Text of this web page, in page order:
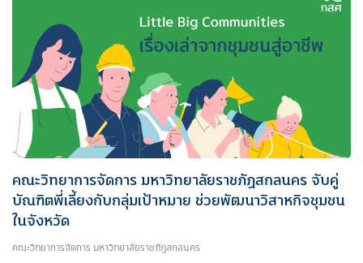
คณะวิทยาการจัดการ มหาวิทยาลัยราชภัฏสกลนคร จับคู่
บัณฑิตพี่เลี้ยงกับกลุ่มเป้าหมาย ช่วยพัฒนาวิสาหกิจชุมชน
ในจังหวัด
คณะวิทยาการจัดการ มหาวิทยาลัยราชภัฏสกลนคร